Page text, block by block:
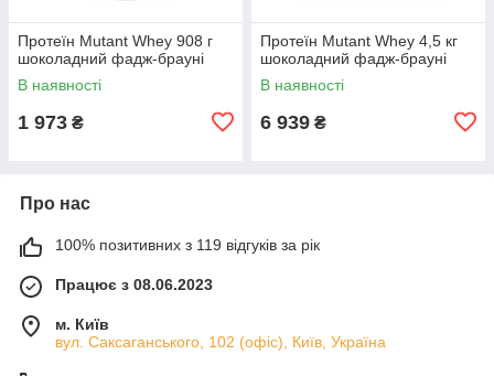
Протеїн Mutant Whey 908 г
шоколадний фадж-брауні
В наявності
1 973 ₴
Протеїн Mutant Whey 4,5 кг
шоколадний фадж-брауні
В наявності
6 939 ₴
Про нас
100% позитивних з 119 відгуків за рік
Працює з 08.06.2023
м. Київ
вул. Саксаганського, 102 (офіс), Київ, Україна